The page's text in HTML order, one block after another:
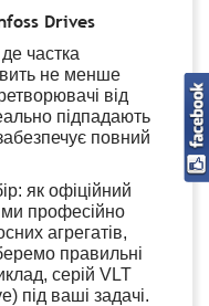
Drives
частка
не менше
від
підпадають
повний
як офіційний
професійно
агрегатів,
правильні
серій VLT
під ваші задачі.